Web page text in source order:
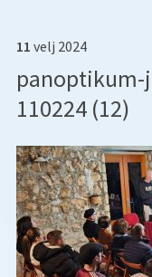
11 velj 2024
110224 (12)